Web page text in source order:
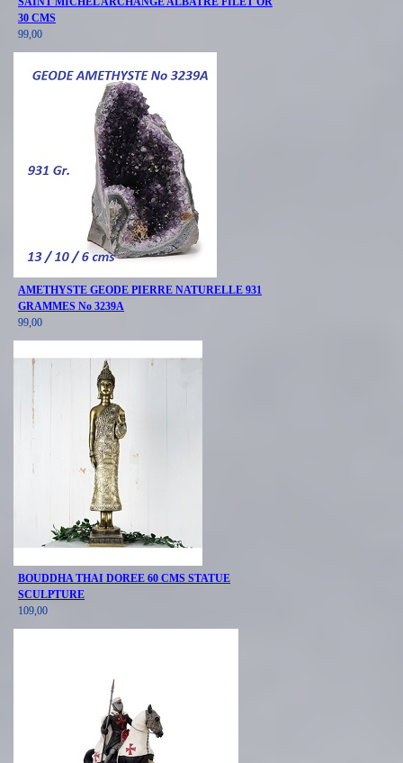
30 CMS
99,00
AMETHYSTE GEODE PIERRE NATURELLE 931
GRAMMES No 3239A
99,00
BOUDDHA THAI DOREE 60 CMS STATUE
SCULPTURE
109,00